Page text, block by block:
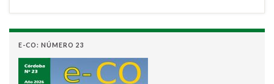
E-CO: NÚMERO 23